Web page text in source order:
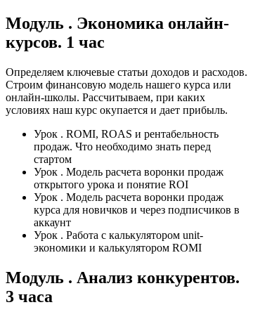
Модуль . Экономика онлайн-
курсов. 1 час
Определяем ключевые статьи доходов и расходов.
Строим финансовую модель нашего курса или
онлайн-школы. Рассчитываем, при каких
условиях наш курс окупается и дает прибыль.
Урок . ROMI, ROAS и рентабельность
продаж. Что необходимо знать перед
стартом
Урок . Модель расчета воронки продаж
открытого урока и понятие ROI
Урок . Модель расчета воронки продаж
курса для новичков и через подписчиков в
аккаунт
Урок . Работа с калькулятором unit-
экономики и калькулятором ROMI
Модуль . Анализ конкурентов.
3 часа